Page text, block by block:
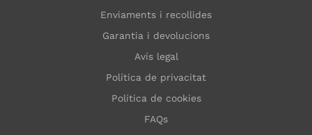
Enviaments i recollides
Garantia i devolucions
Avís legal
Política de privacitat
Política de cookies
FAQs